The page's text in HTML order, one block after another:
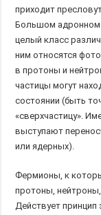
приходит
Большом адронном
целый класс
ним относятся
в протоны и
частицы могут
состоянии (быть
«сверхчастицу».
выступают
или ядерных).
Фермионы, к
протоны,
Действует